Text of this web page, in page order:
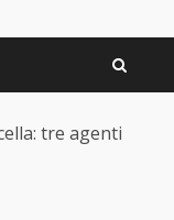
tre agenti